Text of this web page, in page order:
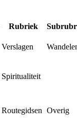
Rubriek
Verslagen
Spiritualiteit
Routegidsen Overig